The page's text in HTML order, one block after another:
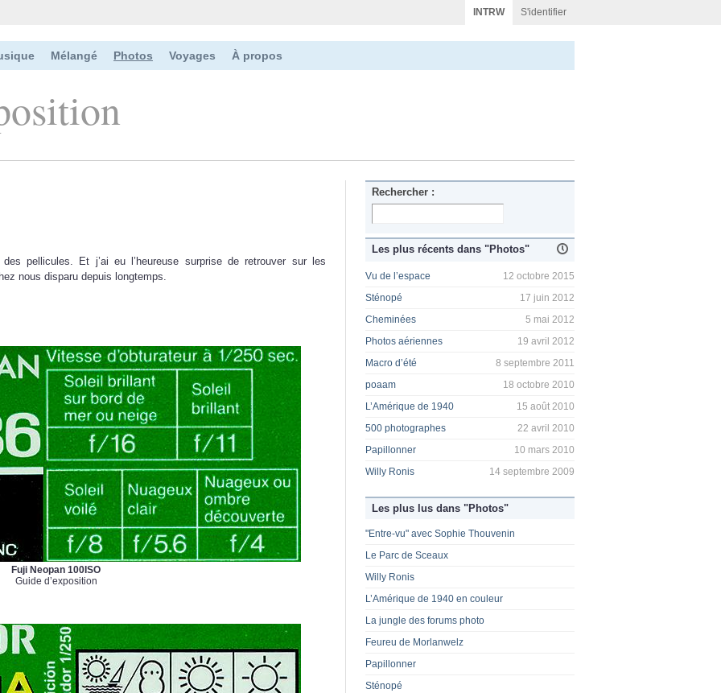
INTRW S'identifier
Mélangé Photos Voyages À propos
pellicules. Et j’ai eu l’heureuse surprise de retrouver sur les
nous disparu depuis longtemps.
Fuji Neopan 100ISO
Guide d’exposition
Rechercher :
Les plus récents dans "Photos"
Vu de l’espace
12 octobre 2015
Sténopé
17 juin 2012
Cheminées
5 mai 2012
Photos aériennes
19 avril 2012
Macro d’été
8 septembre 2011
poaam
18 octobre 2010
L’Amérique de 1940
15 août 2010
500 photographes
22 avril 2010
Papillonner
10 mars 2010
Willy Ronis
14 septembre 2009
Les plus lus dans "Photos"
"Entre-vu" avec Sophie Thouvenin
Le Parc de Sceaux
Willy Ronis
L’Amérique de 1940 en couleur
La jungle des forums photo
Feureu de Morlanwelz
Papillonner
Sténopé